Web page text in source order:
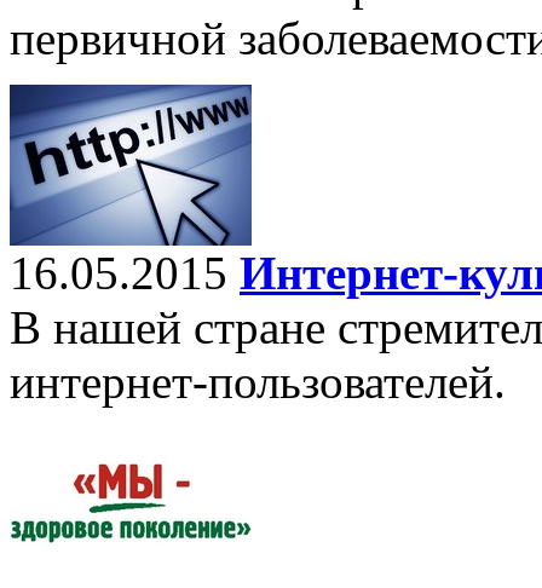
первичной
16.05.2015 Интернет-
В нашей стране
интернет-пользователей.